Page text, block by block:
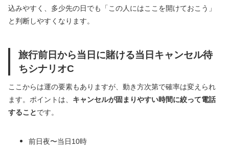
込みやすく、多少先の日でも「この人にはここを開けておこう」
と判断しやすくなります。
旅行前日から当日に賭ける当日キャンセル待
ちシナリオC
ここからは運の要素もありますが、動き方次第で確率は変えられ
ます。ポイントは、 キャンセルが固まりやすい時間に絞って電話
することです。
前日夜〜当日10時